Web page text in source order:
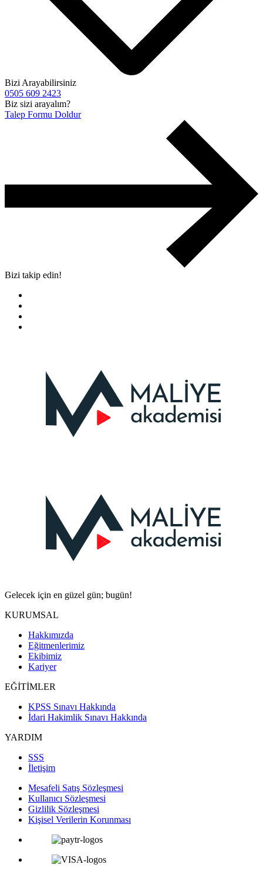
Bizi Arayabilirsiniz
0505 609 2423
Biz sizi arayalım?
Talep Formu Doldur
Bizi takip edin!
Gelecek için en güzel gün; bugün!
KURUMSAL
Hakkımızda
Eğitmenlerimiz
Ekibimiz
Kariyer
EĞİTİMLER
KPSS Sınavı Hakkında
İdari Hakimlik Sınavı Hakkında
YARDIM
SSS
İletişim
Mesafeli Satış Sözleşmesi
Kullanıcı Sözleşmesi
Gizlilik Sözleşmesi
Kişisel Verilerin Korunması